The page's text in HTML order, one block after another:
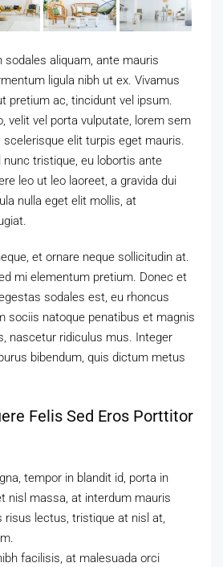
sodales aliquam, ante mauris
ligula nibh ut ex. Vivamus
pretium ac, tincidunt vel ipsum.
velit vel porta vulputate, lorem sem
elit turpis eget mauris.
tristique, eu lobortis ante
leo ut leo laoreet, a gravida dui
nulla eget elit mollis, at
et ornare neque sollicitudin at.
mi elementum pretium. Donec et
sodales est, eu rhoncus
sociis natoque penatibus et magnis
nascetur ridiculus mus. Integer
bibendum, quis dictum metus
Felis Sed Eros Porttitor
tempor in blandit id, porta in
nisl massa, at interdum mauris
risus lectus, tristique at nisl at,
facilisis, at malesuada orci